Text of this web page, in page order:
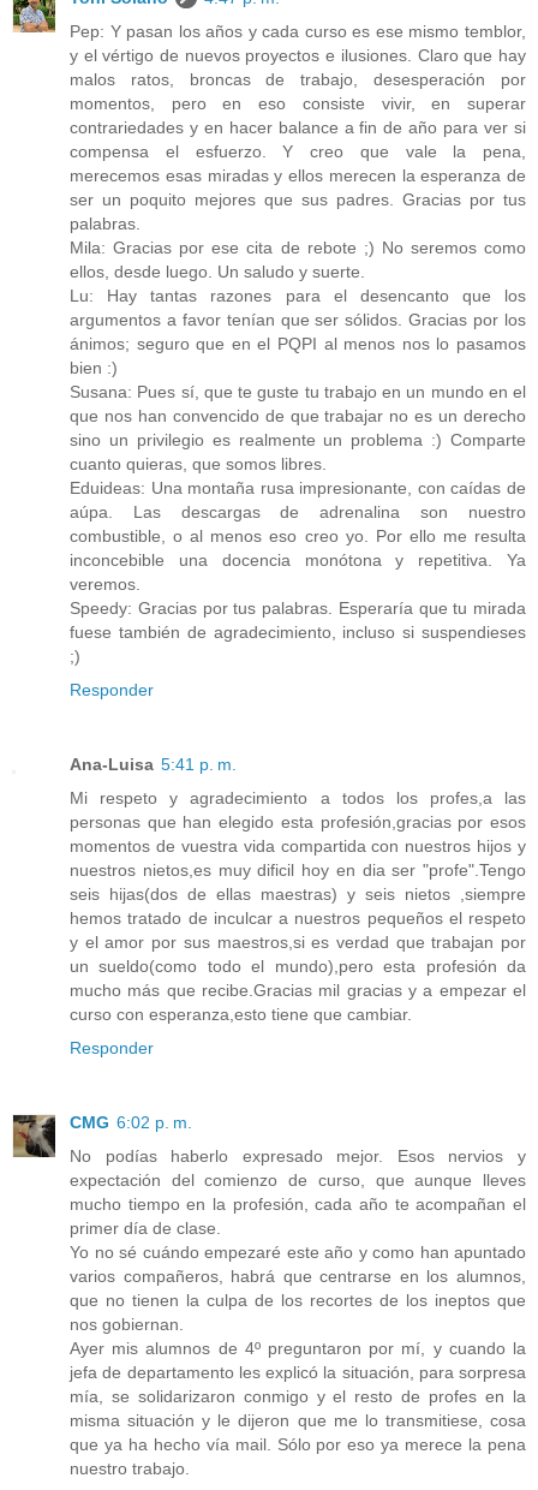
Pep: Y pasan los años y cada curso es ese mismo temblor,
y el vértigo de nuevos proyectos e ilusiones. Claro que hay
malos ratos, broncas de trabajo, desesperación por
momentos, pero en eso consiste vivir, en superar
contrariedades y en hacer balance a fin de año para ver si
compensa el esfuerzo. Y creo que vale la pena,
merecemos esas miradas y ellos merecen la esperanza de
ser un poquito mejores que sus padres. Gracias por tus
palabras.
Mila: Gracias por ese cita de rebote ;) No seremos como
ellos, desde luego. Un saludo y suerte.
Lu: Hay tantas razones para el desencanto que los
argumentos a favor tenían que ser sólidos. Gracias por los
ánimos; seguro que en el PQPI al menos nos lo pasamos
bien :)
Susana: Pues sí, que te guste tu trabajo en un mundo en el
que nos han convencido de que trabajar no es un derecho
sino un privilegio es realmente un problema :) Comparte
cuanto quieras, que somos libres.
Eduideas: Una montaña rusa impresionante, con caídas de
aúpa. Las descargas de adrenalina son nuestro
combustible, o al menos eso creo yo. Por ello me resulta
inconcebible una docencia monótona y repetitiva. Ya
veremos.
Speedy: Gracias por tus palabras. Esperaría que tu mirada
fuese también de agradecimiento, incluso si suspendieses
;)
Responder
Ana-Luisa 5:41 p. m.
Mi respeto y agradecimiento a todos los profes,a las
personas que han elegido esta profesión,gracias por esos
momentos de vuestra vida compartida con nuestros hijos y
nuestros nietos,es muy dificil hoy en dia ser "profe".Tengo
seis hijas(dos de ellas maestras) y seis nietos ,siempre
hemos tratado de inculcar a nuestros pequeños el respeto
y el amor por sus maestros,si es verdad que trabajan por
un sueldo(como todo el mundo),pero esta profesión da
mucho más que recibe.Gracias mil gracias y a empezar el
curso con esperanza,esto tiene que cambiar.
Responder
CMG 6:02 p. m.
No podías haberlo expresado mejor. Esos nervios y
expectación del comienzo de curso, que aunque lleves
mucho tiempo en la profesión, cada año te acompañan el
primer día de clase.
Yo no sé cuándo empezaré este año y como han apuntado
varios compañeros, habrá que centrarse en los alumnos,
que no tienen la culpa de los recortes de los ineptos que
nos gobiernan.
Ayer mis alumnos de 4º preguntaron por mí, y cuando la
jefa de departamento les explicó la situación, para sorpresa
mía, se solidarizaron conmigo y el resto de profes en la
misma situación y le dijeron que me lo transmitiese, cosa
que ya ha hecho vía mail. Sólo por eso ya merece la pena
nuestro trabajo.